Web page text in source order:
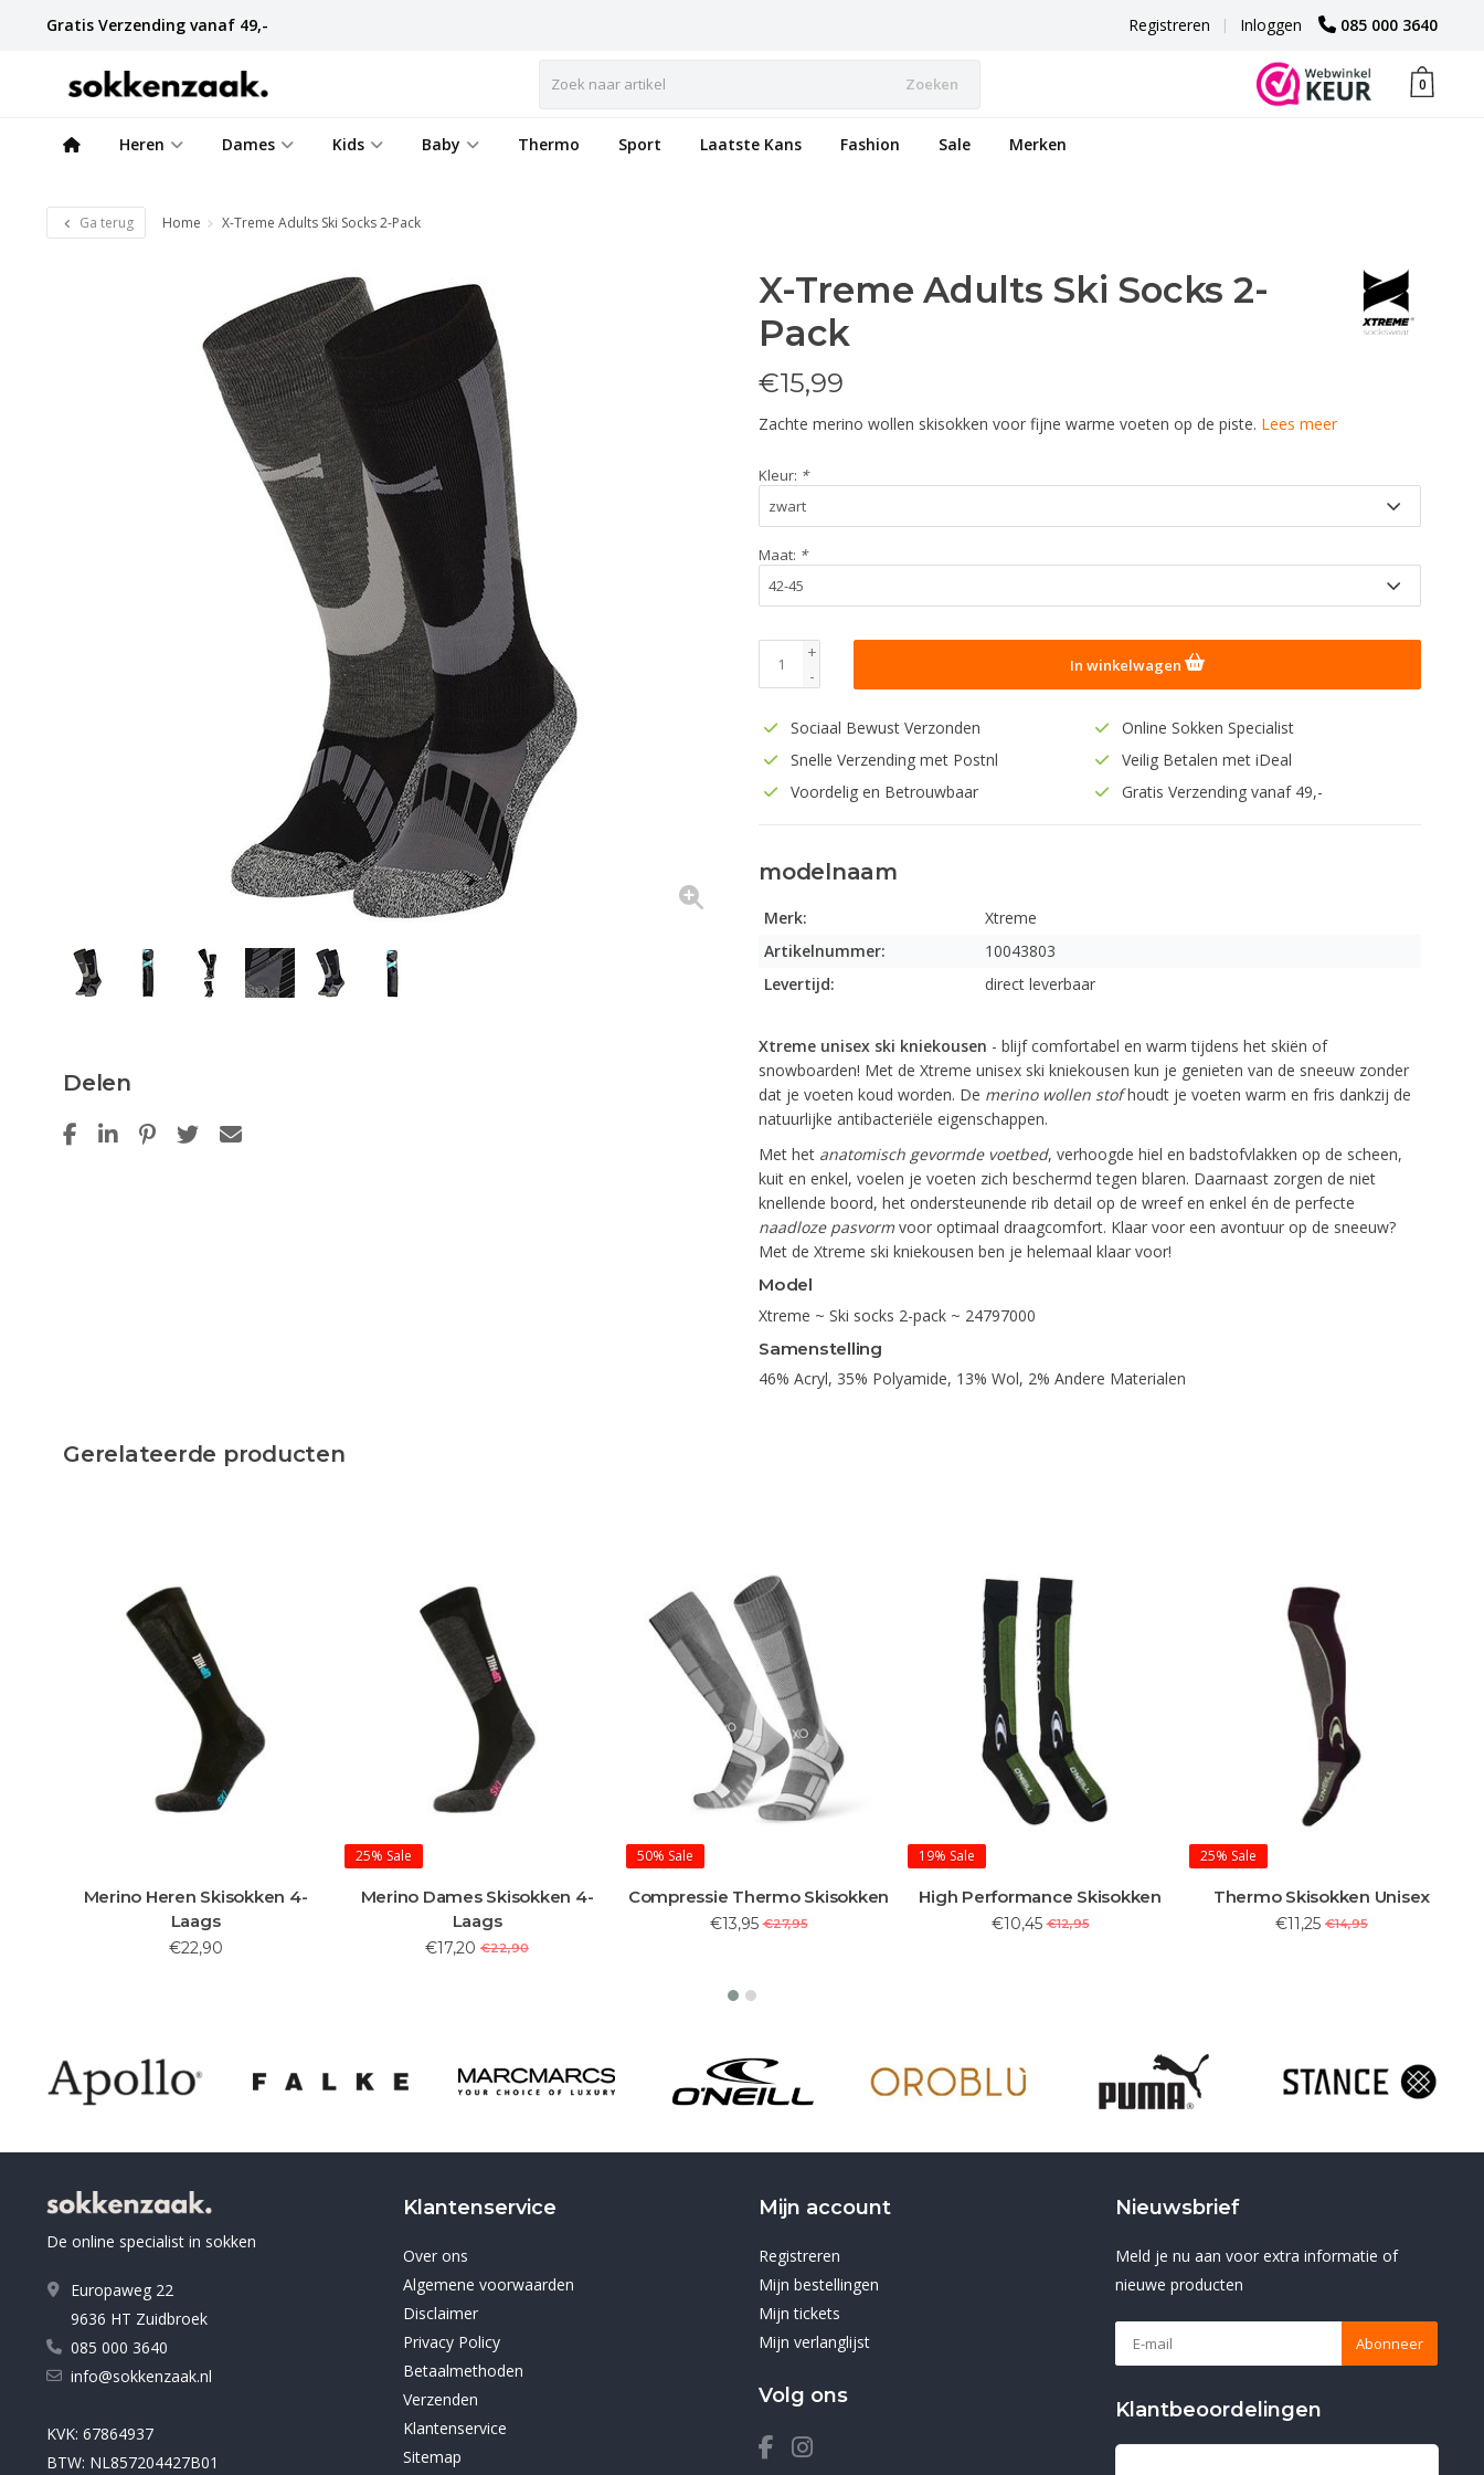
Gratis Verzending vanaf 49,- 085 000 3640
Inloggen
|
Registreren
Zoeken 0
Heren Dames Kids Baby Thermo Sport Laatste Kans Fashion Sale Merken
Ga terug Home X-Treme Adults Ski Socks 2-Pack
Delen
X-Treme Adults Ski Socks 2-
Pack
€15,99
Zachte merino wollen skisokken voor fijne warme voeten op de piste. Lees meer
Kleur: *
Maat: *
+
-
In winkelwagen
Sociaal Bewust Verzonden
Online Sokken Specialist
Snelle Verzending met Postnl
Veilig Betalen met iDeal
Voordelig en Betrouwbaar
Gratis Verzending vanaf 49,-
modelnaam
Merk:
Xtreme
Artikelnummer:
10043803
Levertijd:
direct leverbaar
Xtreme unisex ski kniekousen - blijf comfortabel en warm tijdens het skiën of
snowboarden! Met de Xtreme unisex ski kniekousen kun je genieten van de sneeuw zonder
dat je voeten koud worden. De merino wollen stofhoudt je voeten warm en fris dankzij de
natuurlijke antibacteriële eigenschappen.
Met het anatomisch gevormde voetbed, verhoogde hiel en badstofvlakken op de scheen,
kuit en enkel, voelen je voeten zich beschermd tegen blaren. Daarnaast zorgen de niet
knellende boord, het ondersteunende rib detail op de wreef en enkel én de perfecte
naadloze pasvormvoor optimaal draagcomfort. Klaar voor een avontuur op de sneeuw?
Met de Xtreme ski kniekousen ben je helemaal klaar voor!
Model
Xtreme ~ Ski socks 2-pack ~ 24797000
Samenstelling
46% Acryl, 35% Polyamide, 13% Wol, 2% Andere Materialen
Gerelateerde producten
Merino Heren Skisokken 4-
Laags
€22,90
25% Sale
Merino Dames Skisokken 4-
Laags
€17,20 €22,90
50% Sale
Compressie Thermo Skisokken
€13,95 €27,95
19% Sale
High Performance Skisokken
€10,45 €12,95
25% Sale
Thermo Skisokken Unisex
€11,25 €14,95
De online specialist in sokken
Europaweg 22
9636 HT Zuidbroek
085 000 3640
info@sokkenzaak.nl
KVK: 67864937
BTW: NL857204427B01
Klantenservice
Over ons
Algemene voorwaarden
Disclaimer
Privacy Policy
Betaalmethoden
Verzenden
Klantenservice
Sitemap
Mijn account
Registreren
Mijn bestellingen
Mijn tickets
Mijn verlanglijst
Volg ons
Nieuwsbrief
Meld je nu aan voor extra informatie of
nieuwe producten
Abonneer
Klantbeoordelingen